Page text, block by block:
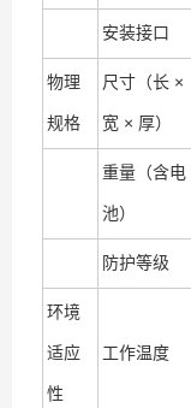
安装接口
物理
规格
尺寸（长 ×
宽 × 厚）
重量（含电
池）
防护等级
环境
适应
性
工作温度